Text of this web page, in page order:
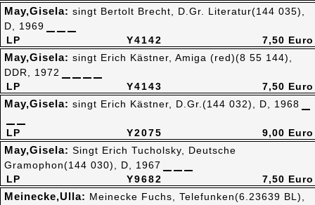
Y4142
LP
May,Gisela: singt Bertolt Brecht, D.Gr. Literatur(144 035),
D, 1969
7,50 Euro
Y4143
LP
May,Gisela: singt Erich Kästner, Amiga (red)(8 55 144),
DDR, 1972
7,50 Euro
Y2075
LP
May,Gisela: singt Erich Kästner, D.Gr.(144 032), D, 1968
9,00 Euro
Y9682
LP
May,Gisela: Singt Erich Tucholsky, Deutsche
Gramophon(144 030), D, 1967
7,50 Euro
Meinecke,Ulla: Meinecke Fuchs, Telefunken(6.23639 BL),